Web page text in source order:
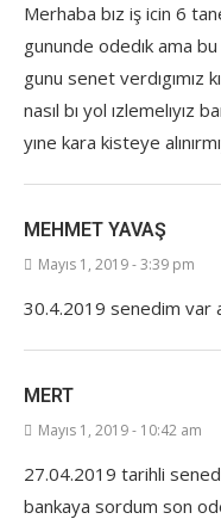
Merhaba bız iş icin 6
gununde odedık ama bu
gunu senet verdıgımız
nasıl bı yol ızlemelıyız
yıne kara kisteye
MEHMET YAVAŞ
Mayıs 1, 2019 - 3:39 pm
30.4.2019 senedim var
MERT
Mayıs 1, 2019 - 10:42 am
27.04.2019 tarihli
bankaya sordum son